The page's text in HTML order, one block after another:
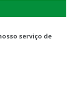
serviço de